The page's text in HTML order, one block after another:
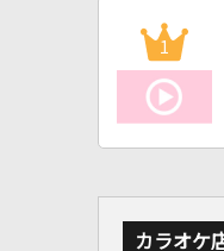
1
カラオケ